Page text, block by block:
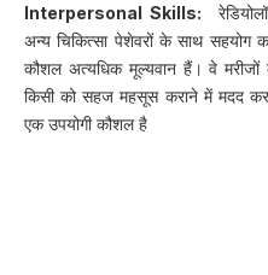
Interpersonal Skills:
अन्य चिकित्सा पेशेवरों के साथ सहयोग
कौशल अत्यधिक मूल्यवान हैं। वे
किसी को सहज महसूस कराने में मदद
एक उपयोगी कौशल है